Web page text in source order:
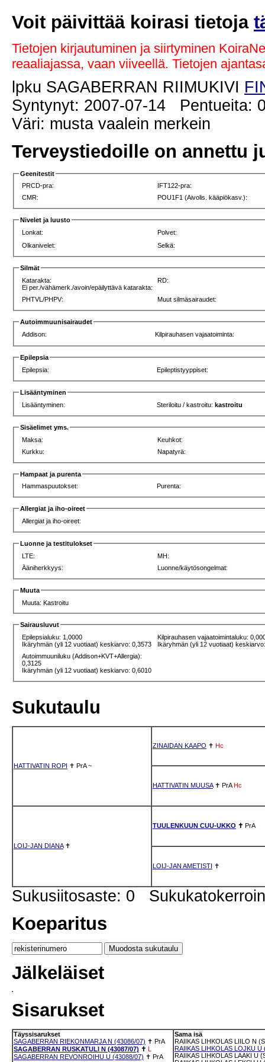
Voit päivittää koirasi tietoja
Tietojen kirjautuminen ja siirtyminen
reaaliajassa, vaan viiveellä. Tietojen
lpku SAGABERRAN RIIMUKIVI
Syntynyt: 2007-07-14
Väri: musta vaalein merkein
Terveystiedoille on annettu
Geenitestit
PRCD-pra:
IFT122-pra:
CMR:
POU1F1 (Aivolis. kääpiökasv.):
Nivelet ja luusto
Lonkat:
Polvet:
Olkanivelet:
Selkä:
Silmät
Katarakta:
Ei per./vähämerk./avoin/epäilyttävä katarakta:
RD:
PHTVL/PHPV: Muut silmäsairaudet:
Autoimmuunisairaudet
Addison:
Kilpirauhasen vajaatoiminta:
Epilepsia
Epilepsia:
Epileptistyyppiset:
Lisääntyminen
Lisääntyminen:
Steriloitu / kastroitu:kastroitu
Sisäelimet yms.
Maksa:
Keuhkot:
Kurkku:
Napatyrä:
Hampaat ja purenta
Hammaspuutokset:
Purenta:
Allergiat ja iho-oireet
Allergiat ja iho-oireet:
Luonne ja testitulokset
LTE:
MH:
Ääniherkkyys:
Luonne/käytösongelmat:
Muuta
Muuta: Kastroitu
Sairausluvut
Epilepsialuku: 1,0000
Ikäryhmän (yli 12 vuotiaat) keskiarvo: 0,3573
Kilpirauhasen vajaatoimintaluku:
Ikäryhmän (yli 12 vuotiaat)
Autoimmuuniluku (Addison+KVT+Allergia):
0,3125
Ikäryhmän (yli 12 vuotiaat) keskiarvo: 0,6010
Sukutaulu
HATTIVATIN ROPI ✝ PrA ~
ZINAIDAN KAAPO ✝ Hc
HATTIVATIN MUUSA✝ PrA Hc
LOIJ-JAN DIANA✝
TUULENKUUN CUU-UKKO ✝ PrA
LOIJ-JAN AMETISTI ✝
Sukusiitosaste: 0
Koeparitus
Jälkeläiset
Sisarukset
Täyssisarukset
SAGABERRAN RIEKONMARJA N (43086/07) ✝ PrA
SAGABERRAN RUSKATULI N (43087/07) ✝ L
SAGABERRAN REVONROIHU U (43088/07) ✝ PrA
Sama isä
RAIIKAS LIHKOLAS LIILO N
RAIIKAS LIHKOLAS LOJKU U
RAIIKAS LIHKOLAS LAAKI U